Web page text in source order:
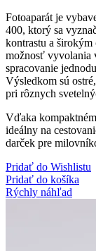
Fotoaparát je
400, ktorý sa
kontrastu a
možnosť vyvolania
spracovanie
Výsledkom sú
pri rôznych
Vďaka
ideálny na
darček pre
Pridať do Wishlistu
Pridať do košíka
Rýchly náhľad